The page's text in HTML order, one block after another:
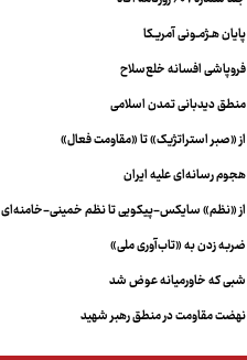
پایان هـژمـونی آمریـکا
فروپاشی افسانه خلع‌سلاح
منطق دیدبانی تمدن اسلامی
از «صبر استراتژیک» تا «مقاومت فعال»
هجوم رسانه‌ای علیه ایران
از «نظم» سایکس-پیکویی تا نظم خمینی-خامنه‌ای
ضربه زدن به «تاب‌آوری ملی»
شبی که خاورمیانه عوض شد
نهضت مقاومت در منطق رهبر شهید